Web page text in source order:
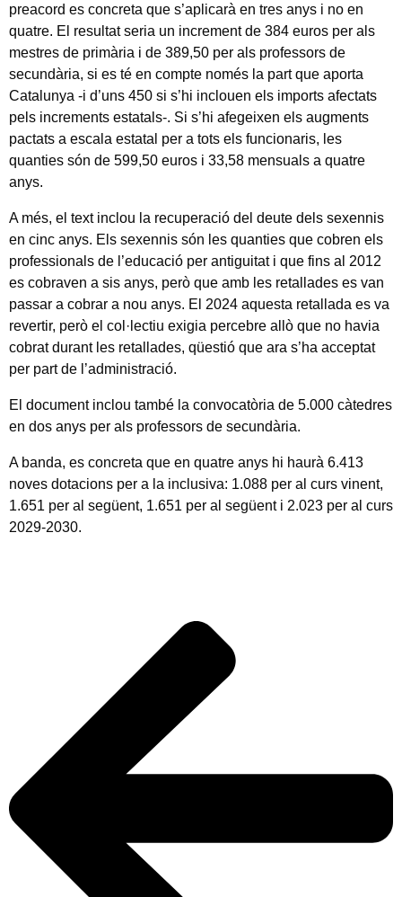
preacord es concreta que s’aplicarà en tres anys i no en
quatre. El resultat seria un increment de 384 euros per als
mestres de primària i de 389,50 per als professors de
secundària, si es té en compte només la part que aporta
Catalunya -i d’uns 450 si s’hi inclouen els imports afectats
pels increments estatals-. Si s’hi afegeixen els augments
pactats a escala estatal per a tots els funcionaris, les
quanties són de 599,50 euros i 33,58 mensuals a quatre
anys.
A més, el text inclou la recuperació del deute dels sexennis
en cinc anys. Els sexennis són les quanties que cobren els
professionals de l’educació per antiguitat i que fins al 2012
es cobraven a sis anys, però que amb les retallades es van
passar a cobrar a nou anys. El 2024 aquesta retallada es va
revertir, però el col·lectiu exigia percebre allò que no havia
cobrat durant les retallades, qüestió que ara s’ha acceptat
per part de l’administració.
El document inclou també la convocatòria de 5.000 càtedres
en dos anys per als professors de secundària.
A banda, es concreta que en quatre anys hi haurà 6.413
noves dotacions per a la inclusiva: 1.088 per al curs vinent,
1.651 per al següent, 1.651 per al següent i 2.023 per al curs
2029-2030.